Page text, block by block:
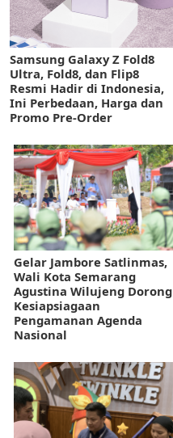
Samsung Galaxy Z Fold8
Ultra, Fold8, dan Flip8
Resmi Hadir di Indonesia,
Ini Perbedaan, Harga dan
Promo Pre-Order
Gelar Jambore Satlinmas,
Wali Kota Semarang
Agustina Wilujeng Dorong
Kesiapsiagaan
Pengamanan Agenda
Nasional